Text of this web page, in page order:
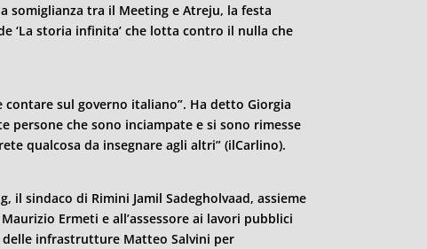
somiglianza tra il Meeting e Atreju, la festa
‘La storia infinita’ che lotta contro il nulla che
sul governo italiano”. Ha detto Giorgia
persone che sono inciampate e si sono rimesse
qualcosa da insegnare agli altri” (ilCarlino).
il sindaco di Rimini Jamil Sadegholvaad, assieme
Ermeti e all’assessore ai lavori pubblici
infrastrutture Matteo Salvini per